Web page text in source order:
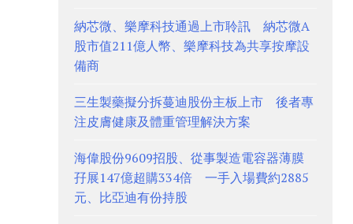
納芯微、樂摩科技通過上市聆訊 納芯微A
股市值211億人幣、樂摩科技為共享按摩設
備商
三生製藥擬分拆蔓迪股份主板上市 後者專
注皮膚健康及體重管理解決方案
海偉股份9609招股、從事製造電容器薄膜
孖展147億超購334倍 一手入場費約2885
元、比亞迪有份持股